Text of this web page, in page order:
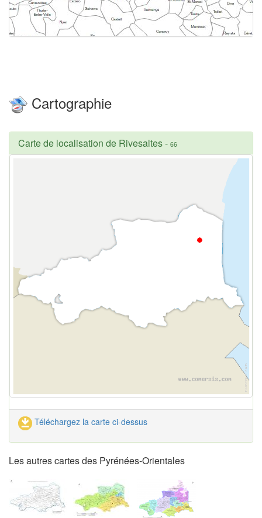
Cartographie
Carte de localisation de Rivesaltes- 66
Téléchargez la carte ci-dessus
Les autres cartes des Pyrénées-Orientales